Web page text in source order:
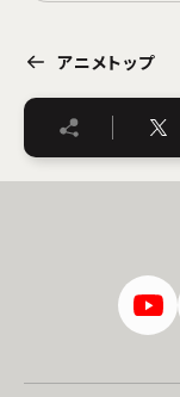
アニメトップ